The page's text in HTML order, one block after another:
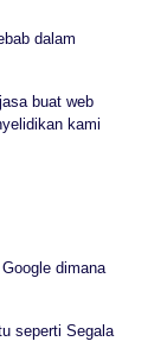
dalam
buat web
kami
dimana
seperti Segala